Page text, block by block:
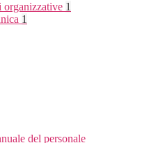
organizzative 1
1
del personale